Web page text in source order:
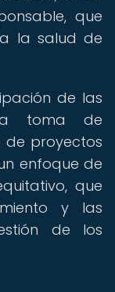
que
la salud de
de las
toma de
de proyectos
enfoque de
que
y las
de los